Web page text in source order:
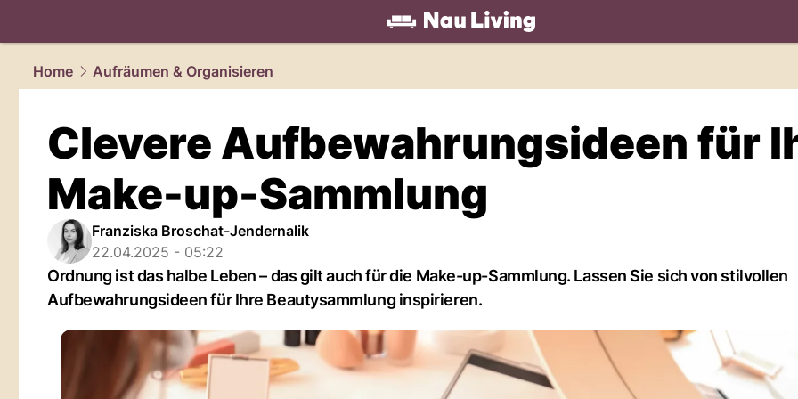
living.NAU.ch
Home
Aufräumen & Organisieren
Clevere Aufbewahrungsideen für
Make-up-Sammlung
Franziska Broschat-Jendernalik
22.04.2025 - 05:22
Ordnung ist das halbe Leben – das gilt auch für die Make-up-Sammlung. Lassen Sie sich von stilvollen
Aufbewahrungsideen für Ihre Beautysammlung inspirieren.